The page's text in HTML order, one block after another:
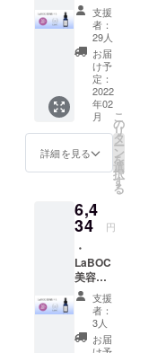
て美容師、
化粧品成分
上級スペ
ト、日本皮
膚科学会所
属総合医師
と開発チー
「LaBOC」
です。美容
業界をより
楽しく、新
しく変えて
いく会社で
1本 ・
送料一
律600円
※希望小
売価格1
個8,580
円（税
込）の
とこ
ろ、早
割32%
OFFの
5,834円
別）で
お届け
いたし
ます。
支援
者：
29人
お届
け予
定：
2022
年02
月
詳細を見る
こ
の
リ
タ
ー
ン
を
選
択
す
る
6,4
34 円
・
LaBOC
美容液1
本 ・送
料一律
600円 ※
希望小
売価格1
支援
者：
3人
お届